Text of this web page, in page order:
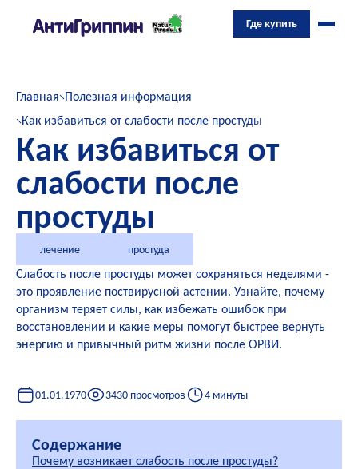
Где купить
Главная Полезная информация
Как избавиться от слабости после простуды
Как избавиться от
слабости после
простуды
лечение простуда
Слабость после простуды может сохраняться неделями -
это проявление поствирусной астении. Узнайте, почему
организм теряет силы, как избежать ошибок при
восстановлении и какие меры помогут быстрее вернуть
энергию и привычный ритм жизни после ОРВИ.
01.01.1970 3430 просмотров 4 минуты
Содержание
Почему возникает слабость после простуды?